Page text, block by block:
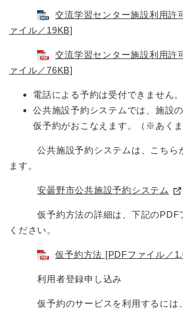
交流学習センター施設利用許
ァイル／19KB]
交流学習センター施設利用許
ァイル／76KB]
電話による予約は受付できません。
公共施設予約システムでは、施設
仮予約がおこなえます。（※あくま
公共施設予約システムは、こちらか
ます。
安曇野市公共施設予約システム
仮予約方法の詳細は、下記のPDF
ください。
仮予約方法 [PDFファイル／
利用者登録申し込み
仮予約のサービスを利用するには